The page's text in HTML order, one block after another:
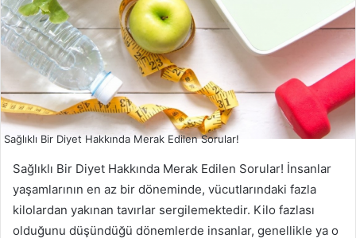
Sağlıklı Bir Diyet Hakkında Merak Edilen Sorular!
Sağlıklı Bir Diyet Hakkında Merak Edilen Sorular! İnsanlar
yaşamlarının en az bir döneminde, vücutlarındaki fazla
kilolardan yakınan tavırlar sergilemektedir. Kilo fazlası
olduğunu düşündüğü dönemlerde insanlar, genellikle ya o